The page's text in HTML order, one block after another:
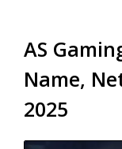
AS
Name,
2025